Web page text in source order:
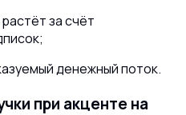
за счёт
денежный поток.
при акценте на